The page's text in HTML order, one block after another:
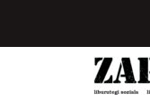
contenido